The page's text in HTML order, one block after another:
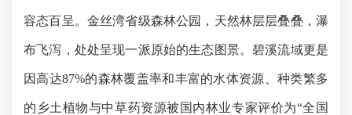
容态百呈。金丝湾省级森林公园，天然林层层叠叠，瀑
布飞泻，处处呈现一派原始的生态图景。 碧溪流域更是
因高达87%的森林覆盖率和丰富的水体资源、种类繁多
的乡土植物与中草药资源被国内林业专家评价为“全国